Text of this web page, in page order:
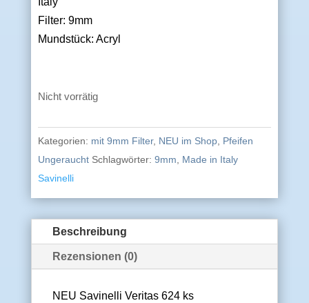
Filter: 9mm
Mundstück: Acryl
Nicht vorrätig
Kategorien: mit 9mm Filter, NEU im Shop, Pfeifen
Ungeraucht Schlagwörter: 9mm
Made in Italy
Savinelli
Beschreibung
Rezensionen (0)
NEU Savinelli Veritas 624 ks